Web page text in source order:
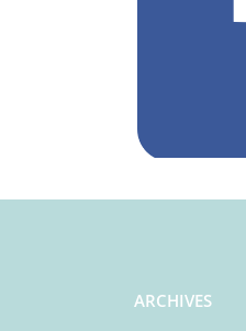
ARCHIVES